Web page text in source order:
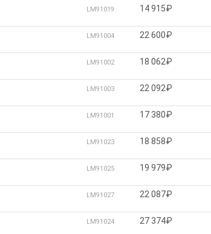
LM91019 14 915₽
LM91004 22 600₽
LM91002 18 062₽
LM91003 22 092₽
LM91001 17 380₽
LM91023 18 858₽
LM91025 19 979₽
LM91027 22 087₽
LM91024 27 374₽